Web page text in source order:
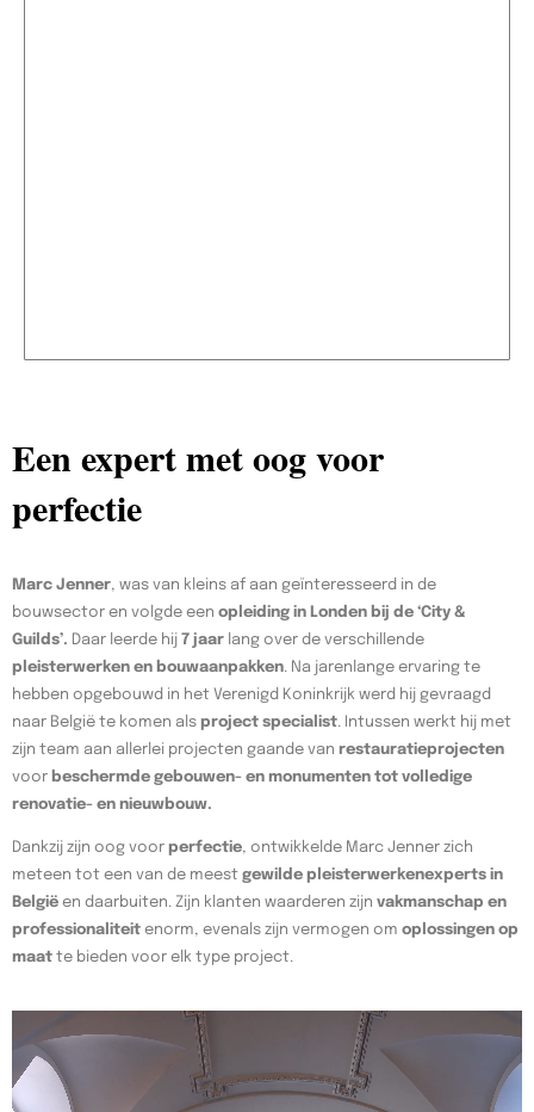
Een expert met oog voor
perfectie
Marc Jenner, was van kleins af aan geïnteresseerd in de
bouwsector en volgde een opleiding in Londen bij de ‘City &
Guilds’. Daar leerde hij 7 jaar lang over de verschillende
pleisterwerken en bouwaanpakken. Na jarenlange ervaring te
hebben opgebouwd in het Verenigd Koninkrijk werd hij gevraagd
naar België te komen als project specialist. Intussen werkt hij met
zijn team aan allerlei projecten gaande van restauratieprojecten
voor beschermde gebouwen- en monumenten tot volledige
renovatie- en nieuwbouw.
Dankzij zijn oog voor perfectie, ontwikkelde Marc Jenner zich
meteen tot een van de meest gewilde pleisterwerkenexperts in
België en daarbuiten. Zijn klanten waarderen zijn vakmanschap en
professionaliteit enorm, evenals zijn vermogen om oplossingen op
maat te bieden voor elk type project.